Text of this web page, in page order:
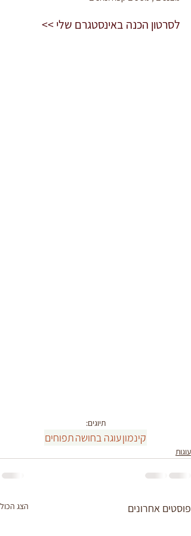
לסרטון הכנה באינסטגרם שלי >>
תיוגים:
קינמוןעוגה בחושהתפוחים
עוגות
פוסטים אחרונים הצג הכול